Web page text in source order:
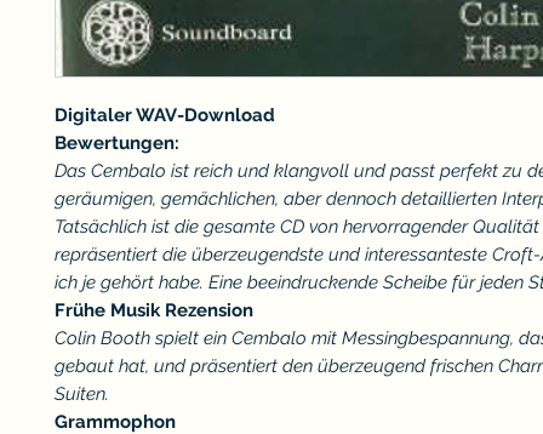
Digitaler WAV-Download
Bewertungen:
Das Cembalo ist reich und klangvoll und passt perfekt zu
geräumigen, gemächlichen, aber dennoch detaillierten
Tatsächlich ist die gesamte CD von hervorragender
repräsentiert die überzeugendste und interessanteste
ich je gehört habe. Eine beeindruckende Scheibe für jeden
Frühe Musik Rezension
Colin Booth spielt ein Cembalo mit Messingbespannung,
gebaut hat, und präsentiert den überzeugend frischen
Suiten.
Grammophon